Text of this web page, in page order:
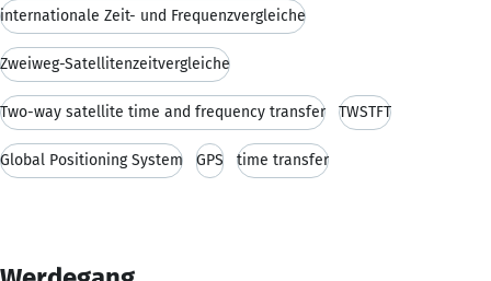
internationale Zeit- und Frequenzvergleiche
Zweiweg-Satellitenzeitvergleiche
Two-way satellite time and frequency transfer TWSTFT
Global Positioning System GPS time transfer